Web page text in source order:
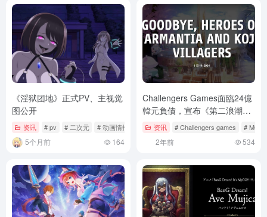
《淫狱团地》正式PV、主视觉
图公开
资讯 # pv # 二次元 # 动画情报
5个月前 164
Challengers Games面臨24億
韓元負債，宣布《第二浪潮》
6月24日結束營運
资讯 # Challengers games #
2年前 534